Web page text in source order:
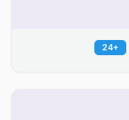
+
24